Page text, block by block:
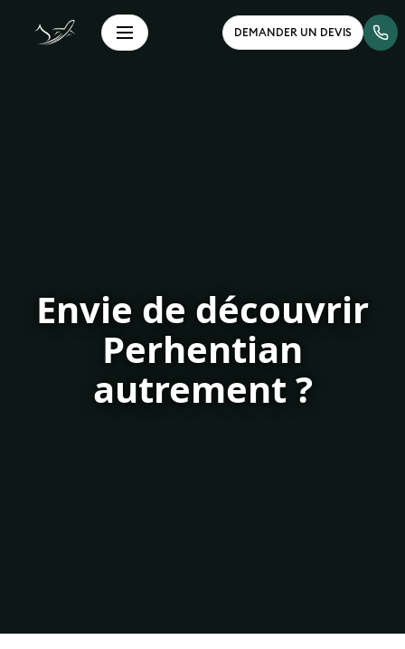
DEMANDER UN DEVIS
Envie de découvrir
Perhentian
autrement ?